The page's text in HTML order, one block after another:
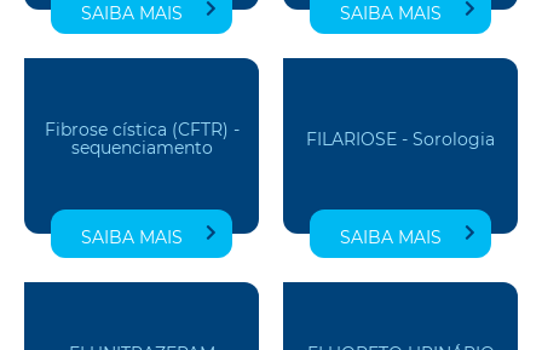
SAIBA MAIS SAIBA MAIS
Fibrose cística (CFTR) -
sequenciamento
SAIBA MAIS
FILARIOSE - Sorologia
SAIBA MAIS